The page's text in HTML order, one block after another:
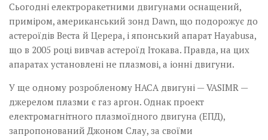
Сьогодні електроракетними двигунами оснащений,
приміром, американський зонд Dawn, що подорожує до
астероїдів ­Веста й Церера, і японський апарат Hayabusa,
що в 2005 році вивчав астероїд Ітокава. Правда, на цих
апаратах установлені не плазмові, а іонні двигуни.
У ще одному розробленому НАСА двигуні — VASIMR —
джерелом плазми є газ аргон. Однак проект
електромагнітного плазмоїдного двигуна (ЕПД),
запропонований Джоном Слау, за своїми